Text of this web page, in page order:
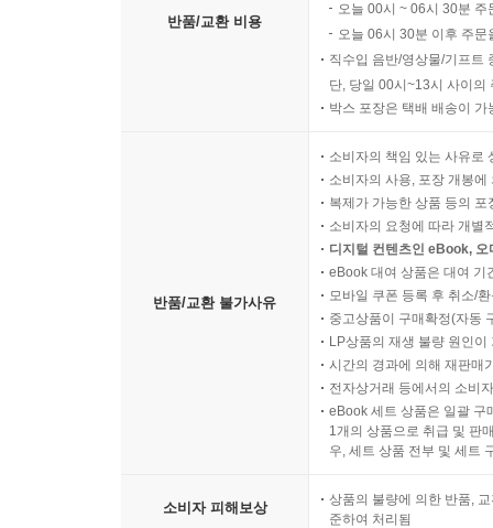
반품/교환 비용
오늘 00시 ~ 06시 30분
오늘 06시 30분 이후 주
직수입 음반/영상물/기프트
단, 당일 00시~13시 사이의
박스 포장은 택배 배송이
반품/교환 불가사유
소비자의 책임 있는 사유로
소비자의 사용, 포장 개봉
복제가 가능한 상품 등의
소비자의 요청에 따라 개별
디지털 컨텐츠인 eBook,
eBook 대여 상품은 대여 기
모바일 쿠폰 등록 후 취소/
중고상품이 구매확정(자동
LP상품의 재생 불량 원인
시간의 경과에 의해 재판매
전자상거래 등에서의 소비
eBook 세트 상품은 일괄 구
1개의 상품으로 취급 및 판
우, 세트 상품 전부 및 세트
소비자 피해보상
상품의 불량에 의한 반품,
준하여 처리됨